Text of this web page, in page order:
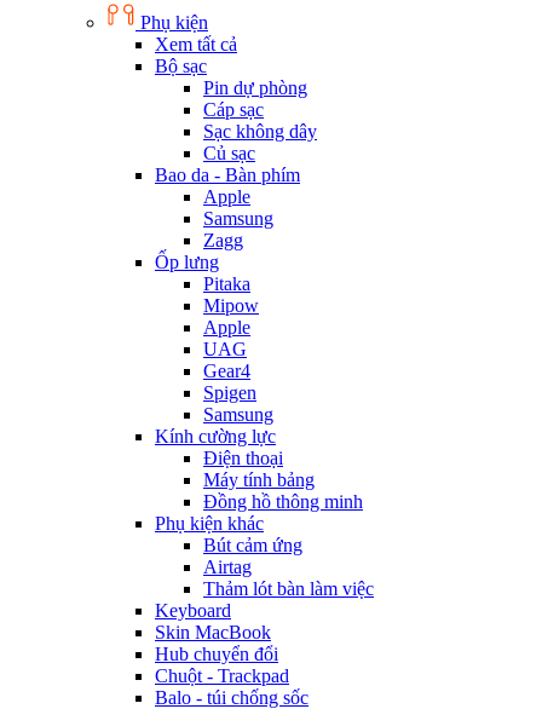
Phụ kiện
Xem tất cả
Bộ sạc
Pin dự phòng
Cáp sạc
Sạc không dây
Củ sạc
Bao da - Bàn phím
Apple
Samsung
Zagg
Ốp lưng
Pitaka
Mipow
Apple
UAG
Gear4
Spigen
Samsung
Kính cường lực
Điện thoại
Máy tính bảng
Đồng hồ thông minh
Phụ kiện khác
Bút cảm ứng
Airtag
Thảm lót bàn làm việc
Keyboard
Skin MacBook
Hub chuyển đổi
Chuột - Trackpad
Balo - túi chống sốc